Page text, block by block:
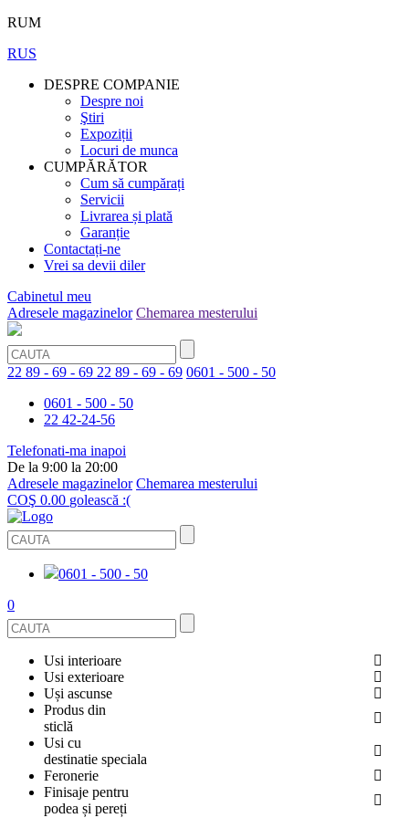
RUM
RUS
DESPRE COMPANIE
Despre noi
Ştiri
Expoziții
Locuri de munca
CUMPĂRĂTOR
Cum să cumpărați
Servicii
Livrarea și plată
Garanție
Contactați-ne
Vrei sa devii diler
Cabinetul meu
Adresele magazinelor Chemarea mesterului
22 89 - 69 - 69 22 89 - 69 - 69 0601 - 500 - 50
0601 - 500 - 50
22 42-24-56
Telefonati-ma inapoi
De la 9:00 la 20:00
Adresele magazinelor Chemarea mesterului
COŞ 0.00 golească :(
0601 - 500 - 50
0
Usi interioare
FURNIRUITE
SMALT
Usi exterioare
USI METALICE
PENTRU APARTAMENT
PENTRU CASA
Uși ascunse
OGLINDIT
GRESIE PORȚELANATĂ
Produs din
sticlă
BALUSTRADE ȘI TREPTE
CABINE DE DUȘ ȘI PEREȚI DESPĂRȚITORI
Usi cu
destinatie speciala
USI ANTIFOC (ANTIINCENDIU)
Feronerie
ACCESORII
Finisaje pentru
podea și pereți